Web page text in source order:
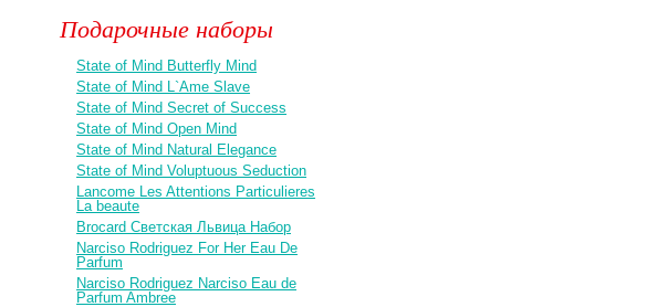
Подарочные наборы
State of Mind Butterfly Mind
State of Mind L`Ame Slave
State of Mind Secret of Success
State of Mind Open Mind
State of Mind Natural Elegance
State of Mind Voluptuous Seduction
Lancome Les Attentions Particulieres
La beaute
Brocard Светская Львица Набор
Narciso Rodriguez For Her Eau De
Parfum
Narciso Rodriguez Narciso Eau de
Parfum Ambree